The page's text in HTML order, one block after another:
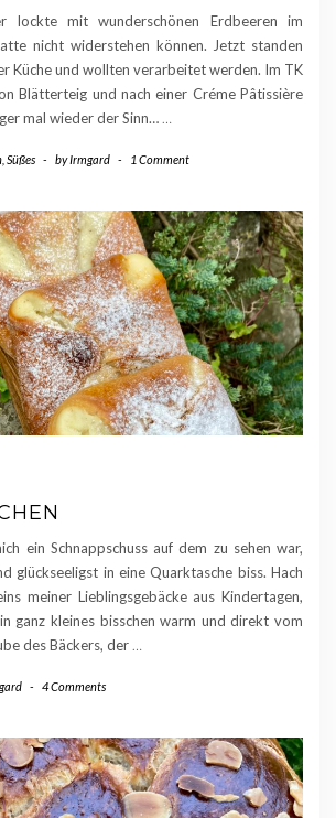
lockte mit wunderschönen Erdbeeren im
nicht widerstehen können. Jetzt standen
Küche und wollten verarbeitet werden. Im TK
Blätterteig und nach einer Créme Pâtissière
mal wieder der Sinn… …
Süßes - byIrmgard - 1 Comment
ein Schnappschuss auf dem zu sehen war,
glückseeligst in eine Quarktasche biss. Hach
meiner Lieblingsgebäcke aus Kindertagen,
ganz kleines bisschen warm und direkt vom
des Bäckers, der…
- 4 Comments